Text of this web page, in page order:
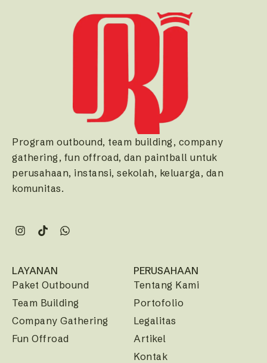
Program outbound, team building, company
gathering, fun offroad, dan paintball untuk
perusahaan, instansi, sekolah, keluarga, dan
komunitas.
LAYANAN
Paket Outbound
Team Building
Company Gathering
Fun Offroad
PERUSAHAAN
Tentang Kami
Portofolio
Legalitas
Artikel
Kontak